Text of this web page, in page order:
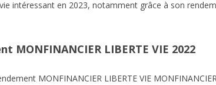
intéressant en 2023, notamment grâce à son
MONFINANCIER LIBERTE VIE 2022
MONFINANCIER LIBERTE VIE